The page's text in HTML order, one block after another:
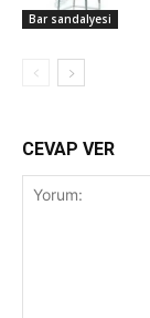
Bar sandalyesi
CEVAP VER